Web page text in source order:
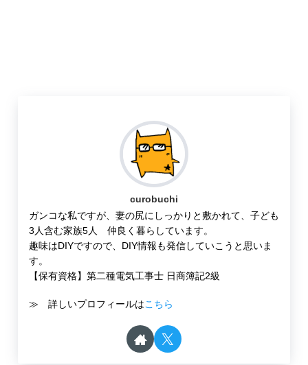
curobuchi
ガンコな私ですが、妻の尻にしっかりと敷かれて、子ども
3人含む家族5人 仲良く暮らしています。
趣味はDIYですので、DIY情報も発信していこうと思いま
す。
【保有資格】第二種電気工事士 日商簿記2級
≫ 詳しいプロフィールはこちら